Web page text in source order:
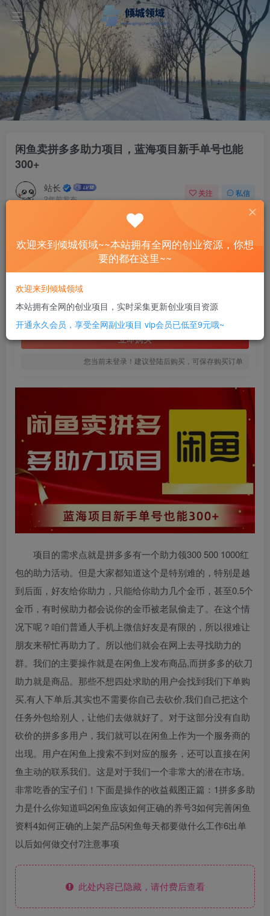
闲鱼卖拼多多助力项目，蓝海项目新手单号也能
300+
站长
2年前发布
关注 私信
闲鱼卖拼多多助力项目，蓝海项目新手单号也能300+
此内容为付费资源，请付费后查看
SVIP全站会员 免费
立即购买
您当前未登录！建议登陆后购买，可保存购买订单
项目的需求点就是拼多多有一个助力领300 500 1000红
包的助力活动。但是大家都知道这个是特别难的，特别是越
到后面，好友给你助力，只能给你助力几个金币，甚至0.5个
金币，有时候助力都会说你的金币被老鼠偷走了。在这个情
况下呢？咱们普通人手机上微信好友是有限的，所以很难让
朋友来帮忙再助力了。所以他们就会在网上去寻找助力的
群。我们的主要操作就是在闲鱼上发布商品,而拼多多的砍刀
助力就是商品。那些不想四处求助的用户会找到我们下单购
买,有人下单后,其实也不需要你自己去砍价,我们自己把这个
任务外包给别人，让他们去做就好了。对于这部分没有自助
砍价的拼多多用户，我们就可以在闲鱼上作为一个服务商的
出现。用户在闲鱼上搜索不到对应的服务，还可以直接在闲
鱼主动的联系我们。这是对于我们一个非常大的潜在市场。
非常吃香的宝子们！下面是操作的收益截图正篇：1拼多多助
力是什么你知道吗2闲鱼应该如何正确的养号3如何完善闲鱼
资料4如何正确的上架产品5闲鱼每天都要做什么工作6出单
以后如何做交付7注意事项
此处内容已隐藏，请付费后查看
欢迎来到倾城领域~~本站拥有全网的创业资源，你想
要的都在这里~~
欢迎来到倾城领域
本站拥有全网的创业项目，实时采集更新创业项目资源
开通永久会员，享受全网副业项目 vip会员已低至9元哦~